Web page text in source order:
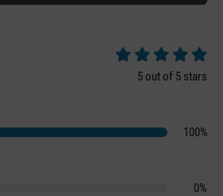
Average rating of
5 out of 5 stars
100%
0%